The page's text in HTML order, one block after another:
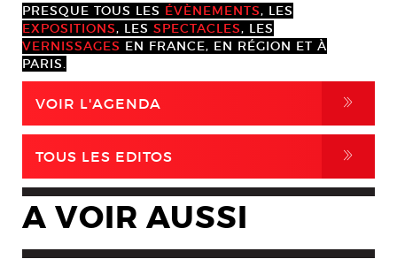
PRESQUE TOUS LES ÉVÈNEMENTS, LES
EXPOSITIONS, LES SPECTACLES, LES
VERNISSAGES EN FRANCE, EN RÉGION ET À
PARIS.
VOIR L'AGENDA ,
TOUS LES EDITOS ,
A VOIR AUSSI